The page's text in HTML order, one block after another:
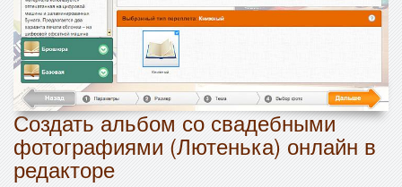
Создать альбом со свадебными
фотографиями (Лютенька) онлайн в
редакторе